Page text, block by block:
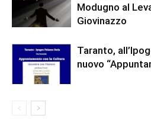
Modugno al
Giovinazzo
Taranto,
nuovo